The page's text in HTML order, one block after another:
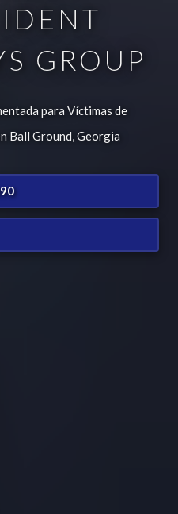
GROUP
para Víctimas de
Ball Ground, Georgia